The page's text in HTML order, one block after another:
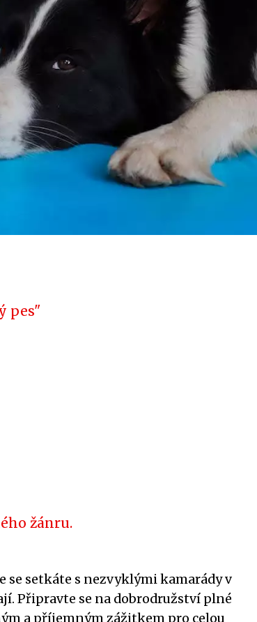
pes"
žánru.
se setkáte s nezvyklými kamarády v
Připravte se na dobrodružství plné
a příjemným zážitkem pro celou